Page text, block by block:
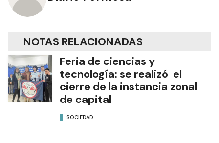
NOTAS RELACIONADAS
Feria de ciencias y
tecnología: se realizó el
cierre de la instancia zonal
de capital
SOCIEDAD